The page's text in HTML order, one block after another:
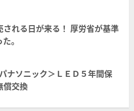
される日が来る！ 厚労省が基準
。
ナソニック＞ＬＥＤ５年間保
交換